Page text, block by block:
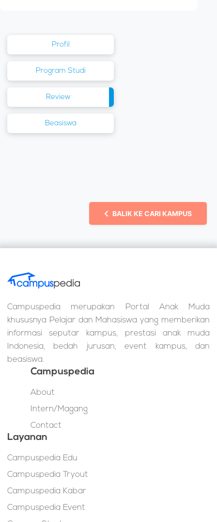
Profil
Program Studi
Review
Beasiswa
BALIK KE CARI KAMPUS
Campuspedia merupakan Portal Anak Muda
khususnya Pelajar dan Mahasiswa yang memberikan
informasi seputar kampus, prestasi anak muda
Indonesia, bedah jurusan, event kampus, dan
beasiswa.
Campuspedia
About
Intern/Magang
Contact
Layanan
Campuspedia Edu
Campuspedia Tryout
Campuspedia Kabar
Campuspedia Event